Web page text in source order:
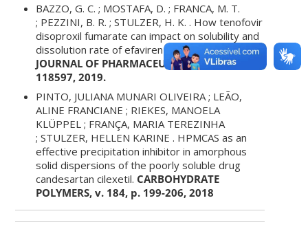
BAZZO, G. C. ; MOSTAFA, D. ; FRANCA, M. T.
; PEZZINI, B. R. ; STULZER, H. K. . How tenofovir
disoproxil fumarate can impact on solubility and
dissolution rate of efavirenz?.INTERNATIONAL
JOURNAL OF PHARMACEUTICS, v. 570, p.
118597, 2019.
PINTO, JULIANA MUNARI OLIVEIRA ; LEÃO,
ALINE FRANCIANE ; RIEKES, MANOELA
KLÜPPEL ; FRANÇA, MARIA TEREZINHA
; STULZER, HELLEN KARINE . HPMCAS as an
effective precipitation inhibitor in amorphous
solid dispersions of the poorly soluble drug
candesartan cilexetil. CARBOHYDRATE
POLYMERS, v. 184, p. 199-206, 2018